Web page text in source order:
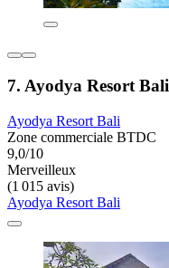
7. Ayodya Resort Bali
Ayodya Resort Bali
Zone commerciale BTDC
9,0/10
Merveilleux
(1 015 avis)
Ayodya Resort Bali